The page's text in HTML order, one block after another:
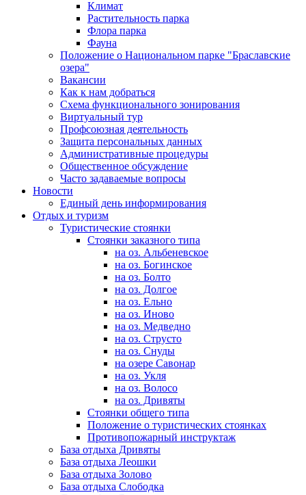
Климат
Растительность парка
Флора парка
Фауна
Положение о Национальном парке "Браславские
озера"
Вакансии
Как к нам добраться
Схема функционального зонирования
Виртуальный тур
Профсоюзная деятельность
Защита персональных данных
Административные процедуры
Общественное обсуждение
Часто задаваемые вопросы
Новости
Единый день информирования
Отдых и туризм
Туристические стоянки
Стоянки заказного типа
на оз. Альбеневское
на оз. Богинское
на оз. Болто
на оз. Долгое
на оз. Ельно
на оз. Иново
на оз. Медведно
на оз. Струсто
на оз. Снуды
на озере Савонар
на оз. Укля
на оз. Волосо
на оз. Дривяты
Стоянки общего типа
Положение о туристических стоянках
Противопожарный инструктаж
База отдыха Дривяты
База отдыха Леошки
База отдыха Золово
База отдыха Слободка